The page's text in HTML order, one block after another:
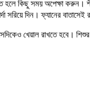
হলে কিছু সময় অপেক্ষা
সরিয়ে দিন। ফ্যানের
খেয়াল রাখতে হবে।